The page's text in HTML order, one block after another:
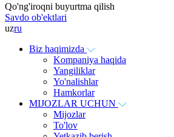
Qo'ng'iroqni buyurtma qilish
Savdo ob'ektlari
uzru
Biz haqimizda
Kompaniya haqida
Yangiliklar
Yo'nalishlar
Hamkorlar
MIJOZLAR UCHUN
Mijozlar
To'lov